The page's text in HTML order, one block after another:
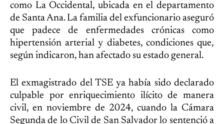
como La Occidental, ubicada en el departamento
de Santa Ana. La familia del exfuncionario aseguró
que padece de enfermedades crónicas como
hipertensión arterial y diabetes, condiciones que,
según indicaron, han afectado su estado general.
El exmagistrado del TSE ya había sido declarado
culpable por enriquecimiento ilícito de manera
civil, en noviembre de 2024, cuando la Cámara
Segunda de lo Civil de San Salvador lo sentenció a